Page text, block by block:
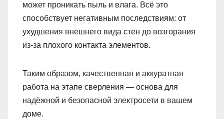
может проникать пыль и влага. Всё это
способствует негативным последствиям: от
ухудшения внешнего вида стен до возгорания
из-за плохого контакта элементов.
Таким образом, качественная и аккуратная
работа на этапе сверления — основа для
надёжной и безопасной электросети в вашем
доме.